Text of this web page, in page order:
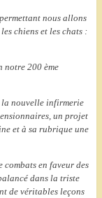
nous allons
chiens et les chats :
notre 200 ème
la nouvelle infirmerie
un projet
et à sa rubrique une
combats en faveur des
dans la triste
de véritables leçons